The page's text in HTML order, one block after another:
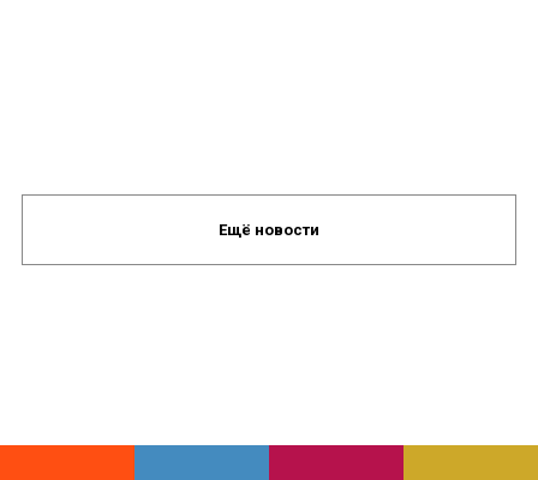
Ещё новости